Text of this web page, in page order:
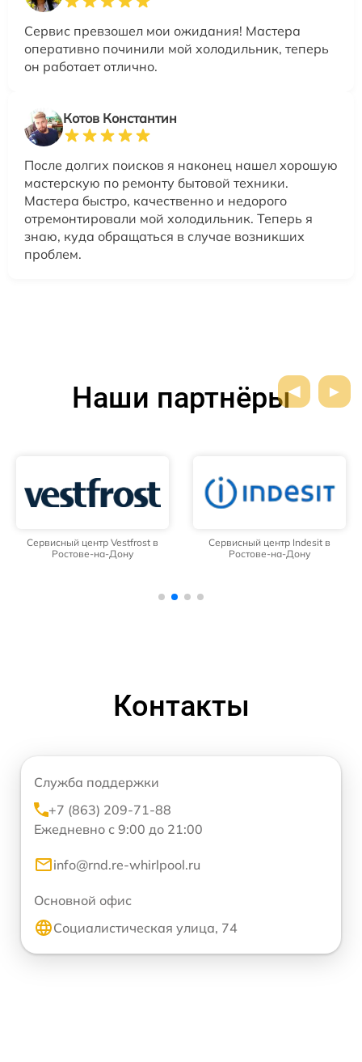
Сервис превзошел мои ожидания! Мастера
оперативно починили мой холодильник, теперь
он работает отлично.
Котов Константин
После долгих поисков я наконец нашел хорошую
мастерскую по ремонту бытовой техники.
Мастера быстро, качественно и недорого
отремонтировали мой холодильник. Теперь я
знаю, куда обращаться в случае возникших
проблем.
Наши партнёры
Сервисный центр Vestfrost в
Ростове-на-Дону
Сервисный центр Indesit в
Ростове-на-Дону
Контакты
Служба поддержки
+7 (863) 209-71-88
Ежедневно с 9:00 до 21:00
info@rnd.re-whirlpool.ru
Основной офис
Социалистическая улица, 74